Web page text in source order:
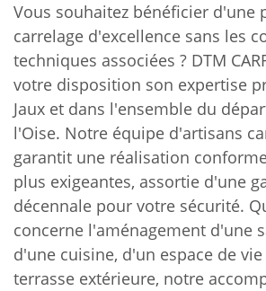
Vous souhaitez bénéficier d'une
carrelage d'excellence sans les
techniques associées ? DTM
votre disposition son expertise
Jaux et dans l'ensemble du
l'Oise. Notre équipe d'artisans
garantit une réalisation
plus exigeantes, assortie d'une
décennale pour votre sécurité.
concerne l'aménagement d'une
d'une cuisine, d'un espace de
terrasse extérieure, notre